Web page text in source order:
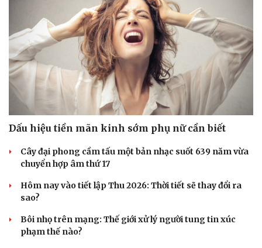
Dấu hiệu tiền mãn kinh sớm phụ nữ cần biết
Cây đại phong cầm tấu một bản nhạc suốt 639 năm vừa
chuyển hợp âm thứ 17
Hôm nay vào tiết lập Thu 2026: Thời tiết sẽ thay đổi ra
sao?
Bôi nhọ trên mạng: Thế giới xử lý người tung tin xúc
phạm thế nào?